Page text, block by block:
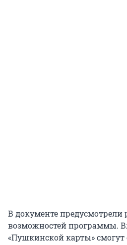
В документе предусмотрели
возможностей программы.
«Пушкинской карты»